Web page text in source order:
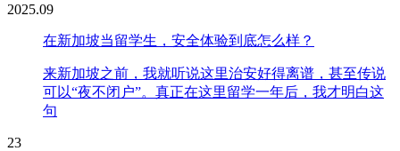
2025.09
在新加坡当留学生，安全体验到底怎么样？
来新加坡之前，我就听说这里治安好得离谱，甚至传说
可以“夜不闭户”。真正在这里留学一年后，我才明白这
句
23